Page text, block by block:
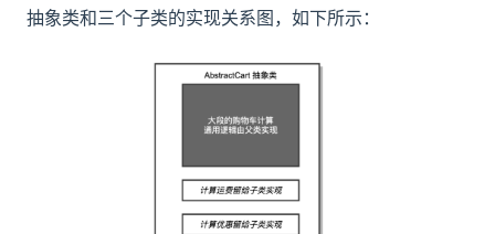
抽象类和三个子类的实现关系图，如下所示：